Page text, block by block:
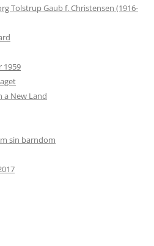
Tolstrup Gaub f. Christensen (1916-
1959
a New Land
sin barndom